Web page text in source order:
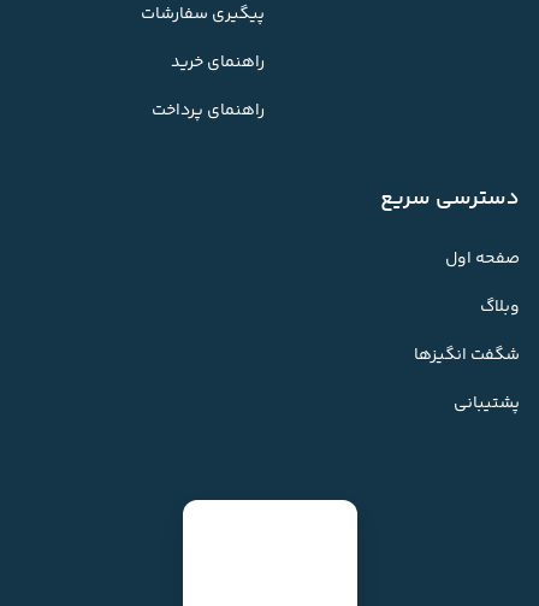
پیگیری سفارشات
راهنمای خرید
راهنمای پرداخت
دسترسی سریع
صفحه اول
وبلاگ
شگفت انگیزها
پشتیبانی